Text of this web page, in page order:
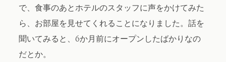
で、食事のあとホテルのスタッフに声をかけてみた
ら、お部屋を見せてくれることになりました。話を
聞いてみると、6か月前にオープンしたばかりなの
だとか。